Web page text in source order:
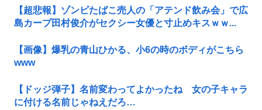
【超悲報】ゾンビたばこ売人の「アテンド飲み会」で広
島カープ田村俊介がセクシー女優と寸止めキスｗｗ...
【画像】爆乳の青山ひかる、小6の時のボディがこちら
www
【ドッジ弾子】名前変わってよかったね 女の子キャラ
に付ける名前じゃねえだろ…